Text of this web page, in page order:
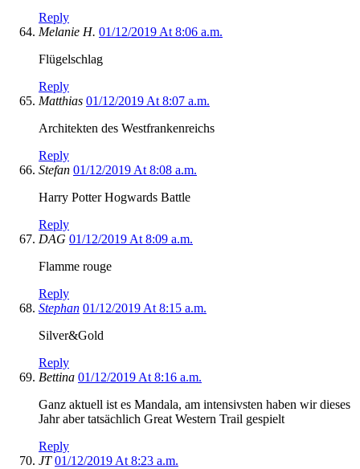
Reply
Melanie H. 01/12/2019 At 8:06 a.m.
Flügelschlag
Reply
Matthias 01/12/2019 At 8:07 a.m.
Architekten des Westfrankenreichs
Reply
Stefan 01/12/2019 At 8:08 a.m.
Harry Potter Hogwards Battle
Reply
DAG 01/12/2019 At 8:09 a.m.
Flamme rouge
Reply
Stephan 01/12/2019 At 8:15 a.m.
Silver&Gold
Reply
Bettina 01/12/2019 At 8:16 a.m.
Ganz aktuell ist es Mandala, am intensivsten haben wir dieses
Jahr aber tatsächlich Great Western Trail gespielt
Reply
JT 01/12/2019 At 8:23 a.m.